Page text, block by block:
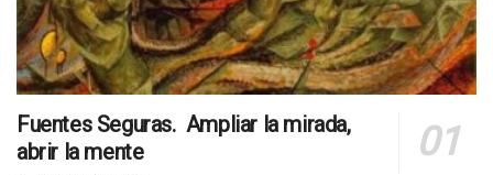
Fuentes Seguras. Ampliar la mirada,
abrir la mente